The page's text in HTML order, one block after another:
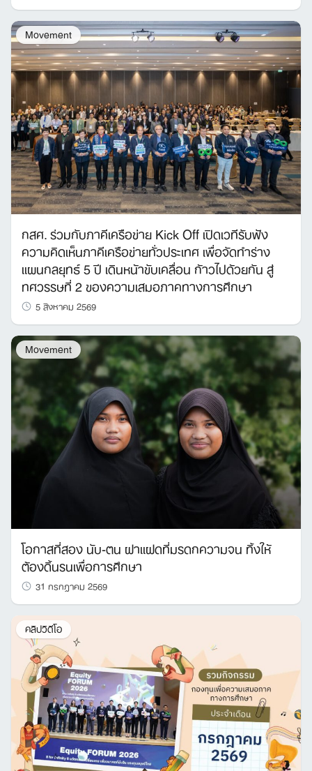
Movement
กสศ. ร่วมกับภาคีเครือข่าย Kick Off เปิดเวทีรับฟัง
ความคิดเห็นภาคีเครือข่ายทั่วประเทศ เพื่อจัดทำร่าง
แผนกลยุทธ์ 5 ปี เดินหน้าขับเคลื่อน ก้าวไปด้วยกัน สู่
ทศวรรษที่ 2 ของความเสมอภาคทางการศึกษา
5 สิงหาคม 2569
Movement
โอกาสที่สอง นับ-ตน ฝาแฝดที่มรดกความจน ทิ้งให้
ต้องดิ้นรนเพื่อการศึกษา
31 กรกฎาคม 2569
คลิปวิดีโอ